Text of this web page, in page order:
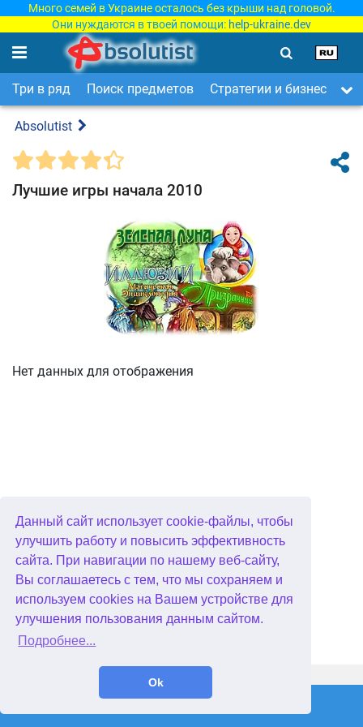
Данный сайт использует cookie-файлы, чтобы
улучшить работу и повысить эффективность
сайта. При навигации по нашему веб-сайту,
Вы соглашаетесь с тем, что мы сохраняем и
используем cookies на Вашем устройстве для
улучшения пользования данным сайтом.
Подробнее...
Ok
Много семей в Украине осталось без крыши над головой.
Они нуждаются в твоей помощи: help-ukraine.dev
Три в ряд Поиск предметов Стратегии и бизнес
Absolutist
Лучшие игры начала 2010
Нет данных для отображения
WellGames.com